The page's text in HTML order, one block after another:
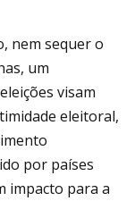
nem sequer o
um
visam
eleitoral,
por países
impacto para a